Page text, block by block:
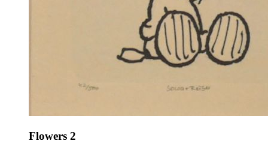
Flowers 2